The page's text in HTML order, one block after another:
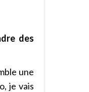
des
une
je vais